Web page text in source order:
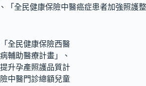
「全民健康保險中醫癌症患者加強照護
全民健康保險西醫
輔助醫療計畫」、
升孕產照護品質計
中醫門診總額兒童